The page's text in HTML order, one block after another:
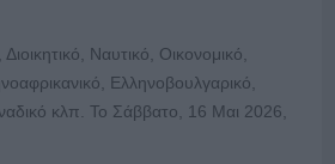
Ναυτικό, Οικονομικό,
Ελληνοβουλγαρικό,
κλπ. Το Σάββατο, 16 Μαι 2026,